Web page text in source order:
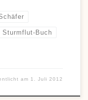
Sturmflut-Buch
am 1. Juli 2012